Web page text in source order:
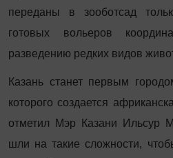
переданы в зооботсад
готовых вольеров
разведению редких видов
Казань станет первым
которого создается
отметил Мэр Казани Ильсур
шли на такие сложности,